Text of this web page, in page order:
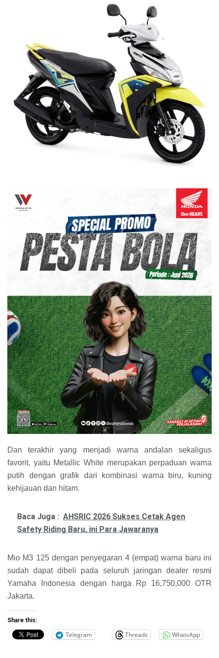
Dan terakhir yang menjadi warna andalan sekaligus
favorit, yaitu Metallic White merupakan perpaduan warna
putih dengan grafik dari kombinasi warna biru, kuning
kehijauan dan hitam.
Baca Juga : AHSRIC 2026 Sukses Cetak Agen
Safety Riding Baru, ini Para Jawaranya
Mio M3 125 dengan penyegaran 4 (empat) warna baru ini
sudah dapat dibeli pada seluruh jaringan dealer resmi
Yamaha Indonesia dengan harga Rp 16,750,000 OTR
Jakarta.
Share this:
Telegram Threads WhatsApp